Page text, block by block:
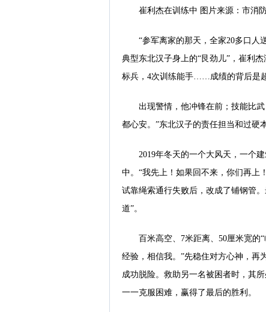
崔利杰在训练中 图片来源：市消
“参军离家的那天，全家20多口人
典型东北汉子身上的“艮劲儿”，崔利
标兵，4次训练能手……成绩的背后是
出现警情，他冲锋在前；技能比
都心安。”东北汉子的责任担当和过硬
2019年冬天的一个大风天，一个
中。“我先上！如果回不来，你们再上
试靠绳索通行失败后，改成了铺钢管
道”。
百米高空、7米距离、50厘米宽的
经验，相信我。”先稳住对方心神，再
成功脱险。救助另一名被困者时，其
一一克服困难，赢得了最后的胜利。